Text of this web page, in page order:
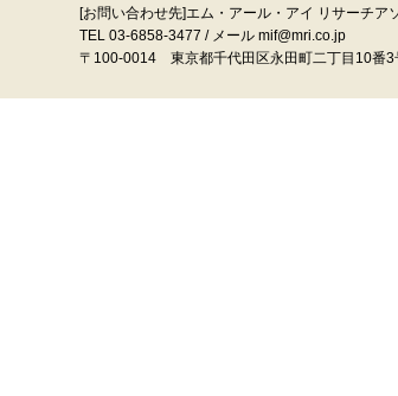
[お問い合わせ先]エム・アール・アイ リサーチア
TEL 03-6858-3477 / メール mif@mri.co.jp
〒100‐0014 東京都千代田区永田町二丁目10番3